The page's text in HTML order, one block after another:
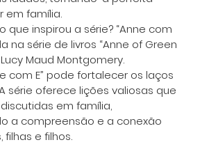
em família.
que inspirou a série? “Anne com
na série de livros “Anne of Green
Maud Montgomery.
com E” pode fortalecer os laços
série oferece lições valiosas que
em família,
a compreensão e a conexão
filhas e filhos.